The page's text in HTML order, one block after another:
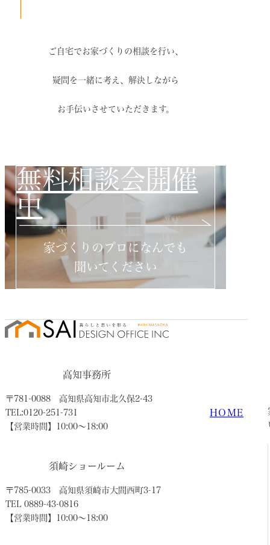
ご自宅でお家づくりの相談を行い、
疑問を一緒に考え、解決しながら
お手伝いさせていただきます。
無料相談会開催
中
家づくりのプロになんでも
聞いてください
高知事務所
〒781-0088 高知県高知市北久保2-43
TEL:0120-251-731
【営業時間】10:00〜18:00
須崎ショールーム
〒785-0033 高知県須崎市大間西町3-17
TEL 0889-43-0816
【営業時間】10:00〜18:00
HOME